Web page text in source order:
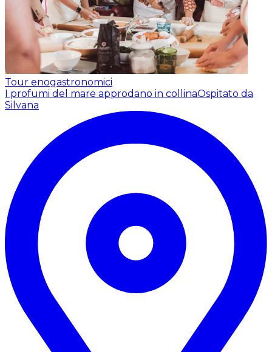
Tour enogastronomici
I profumi del mare approdano in collinaOspitato da
Silvana